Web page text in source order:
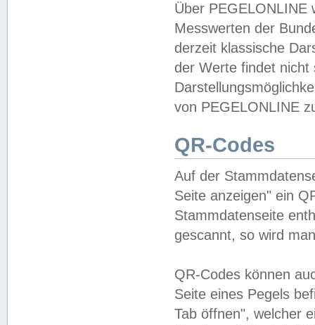
Über PEGELONLINE
Messwerten der
derzeit klassische
der Werte findet
von PEGELONLINE
QR-Codes
Auf der
Seite anzeigen" ein
Stammdatenseite
gescannt, so wird
QR-Codes können
Seite eines Pegels
Tab öffnen", welcher